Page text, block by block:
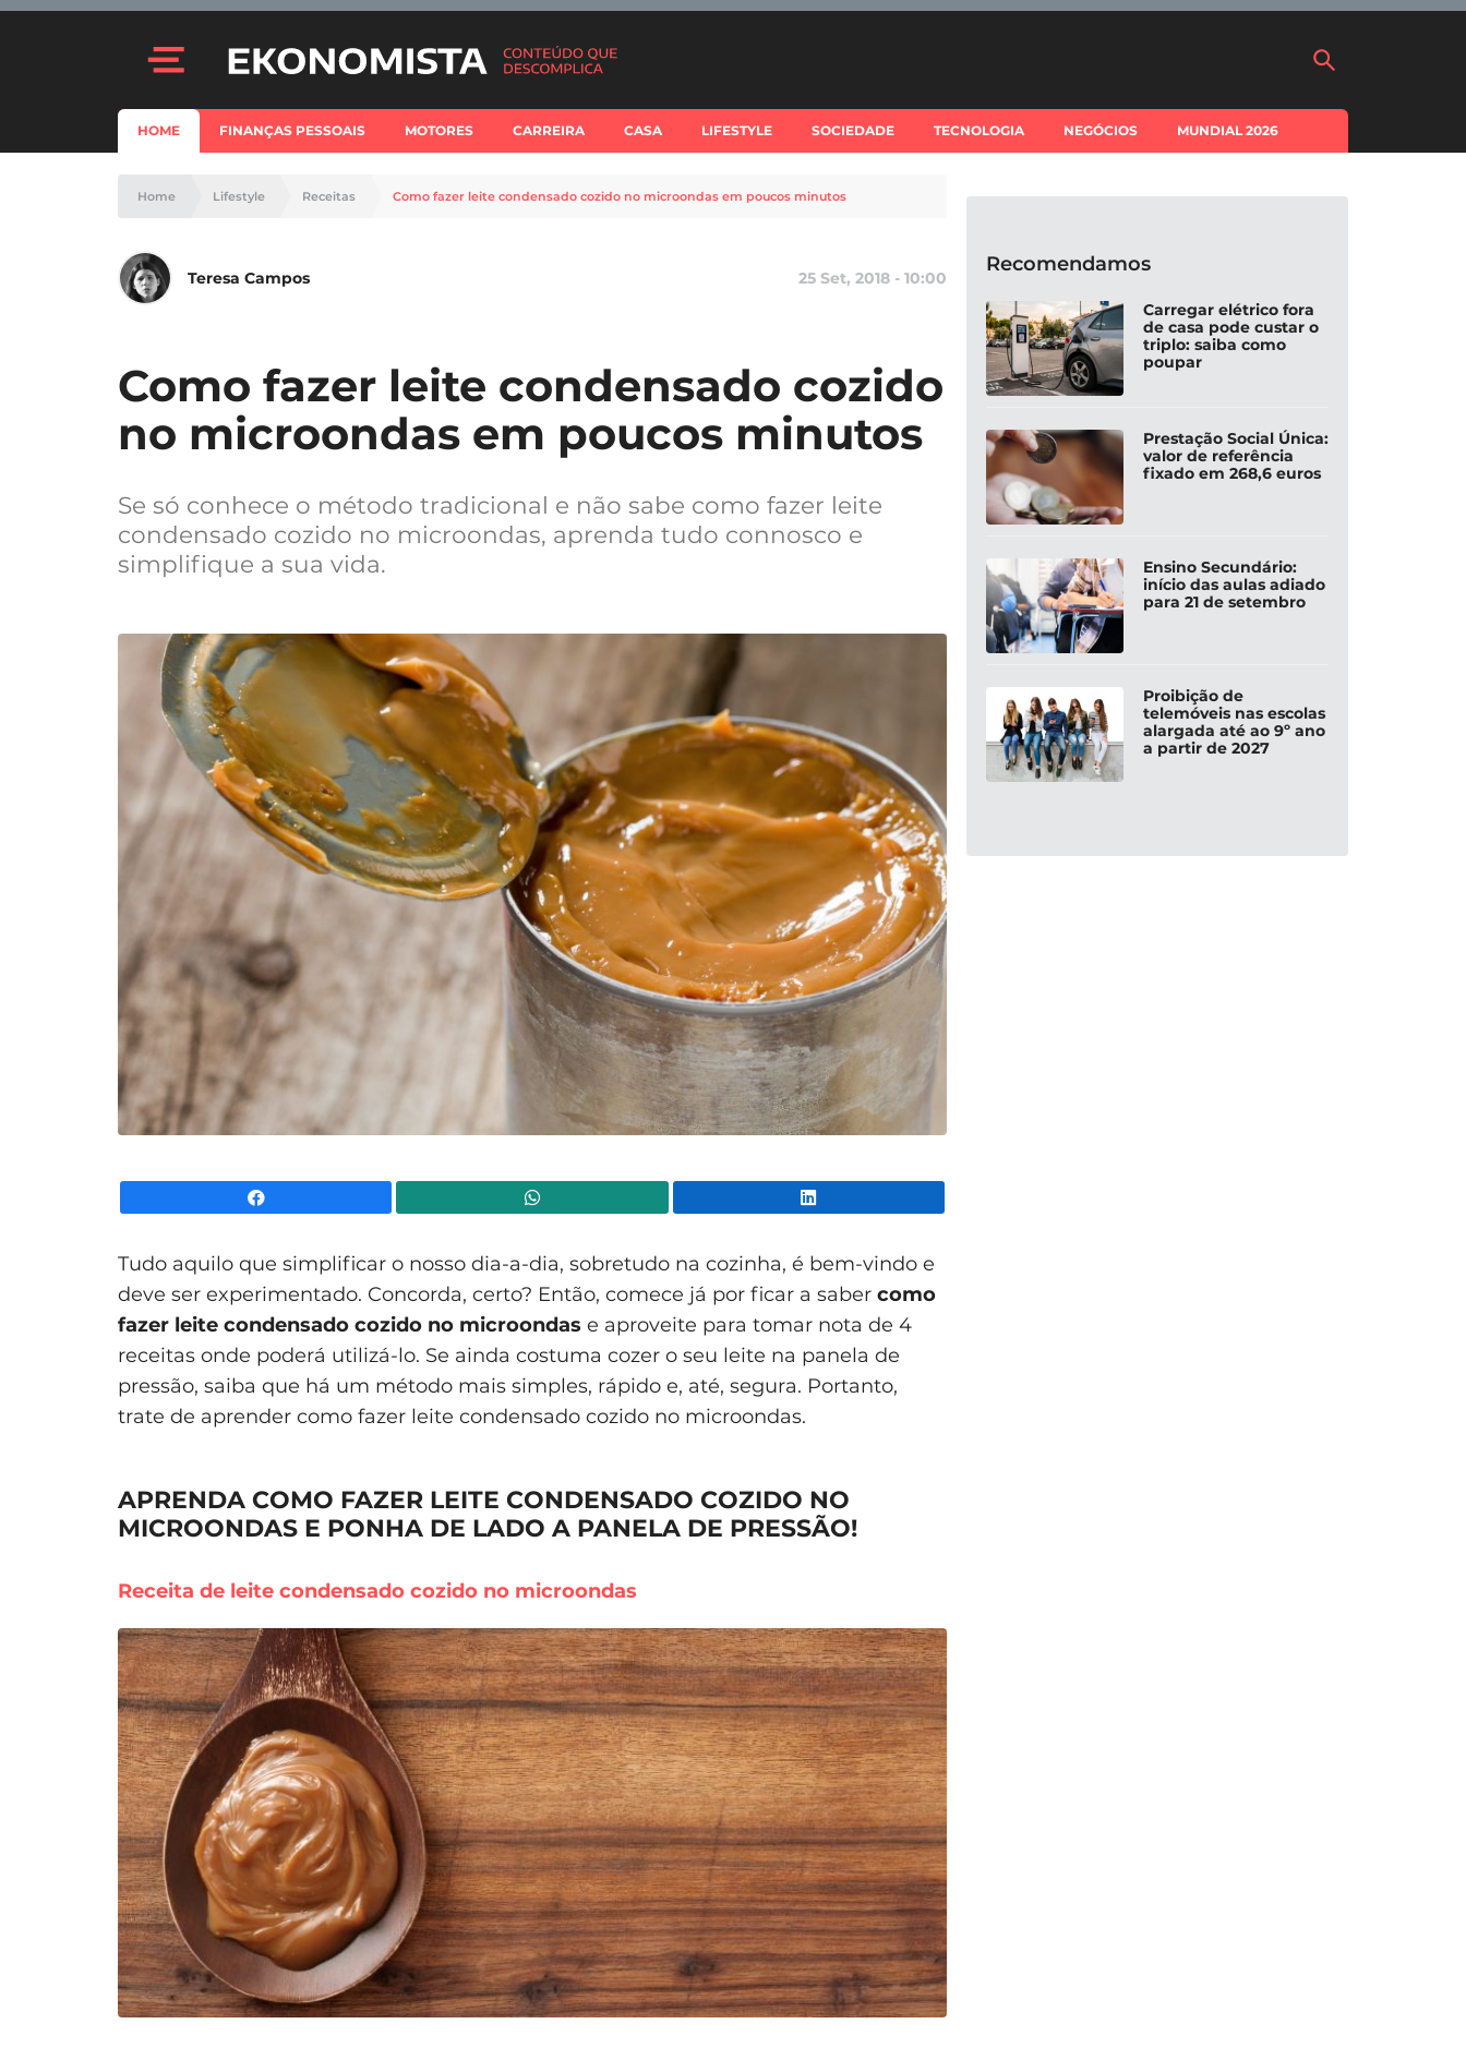
HOME FINANÇAS PESSOAIS MOTORES CARREIRA CASA LIFESTYLE SOCIEDADE TECNOLOGIA NEGÓCIOS MUNDIAL 2026
Home Lifestyle Receitas Como fazer leite condensado cozido no microondas em poucos minutos
Teresa Campos 25 Set, 2018 - 10:00
Como fazer leite condensado cozido
no microondas em poucos minutos
Se só conhece o método tradicional e não sabe como fazer leite
condensado cozido no microondas, aprenda tudo connosco e
simplifique a sua vida.
Tudo aquilo que simplificar o nosso dia-a-dia, sobretudo na cozinha, é bem-vindo e
deve ser experimentado. Concorda, certo? Então, comece já por ficar a saber como
fazer leite condensado cozido no microondas e aproveite para tomar nota de 4
receitas onde poderá utilizá-lo. Se ainda costuma cozer o seu leite na panela de
pressão, saiba que há um método mais simples, rápido e, até, segura. Portanto,
trate de aprender como fazer leite condensado cozido no microondas.
APRENDA COMO FAZER LEITE CONDENSADO COZIDO NO
MICROONDAS E PONHA DE LADO A PANELA DE PRESSÃO!
Receita de leite condensado cozido no microondas
Recomendamos
Carregar elétrico fora
de casa pode custar o
triplo: saiba como
poupar
Prestação Social Única:
valor de referência
fixado em 268,6 euros
Ensino Secundário:
início das aulas adiado
para 21 de setembro
Proibição de
telemóveis nas escolas
alargada até ao 9º ano
a partir de 2027